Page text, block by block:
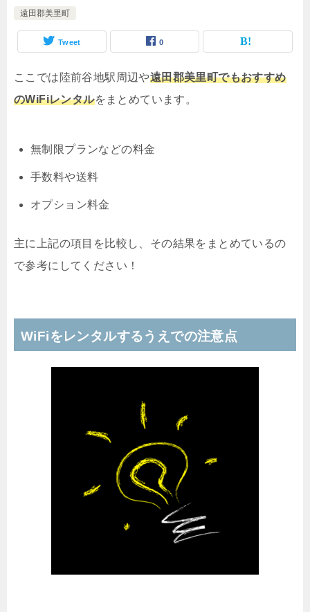
遠田郡美里町
Tweet 0
ここでは陸前谷地駅周辺や遠田郡美里町でもおすすめ
のWiFiレンタルをまとめています。
無制限プランなどの料金
手数料や送料
オプション料金
主に上記の項目を比較し、その結果をまとめているの
で参考にしてください！
WiFiをレンタルするうえでの注意点